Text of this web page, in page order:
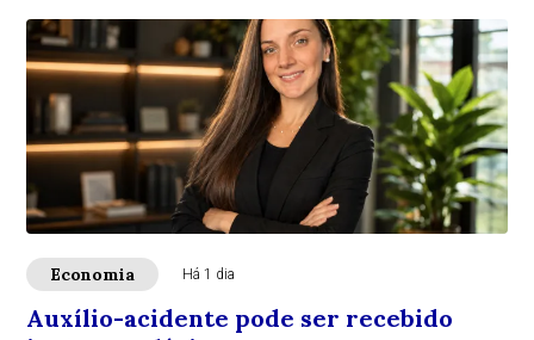
Economia Há 1 dia
Auxílio-acidente pode ser recebido